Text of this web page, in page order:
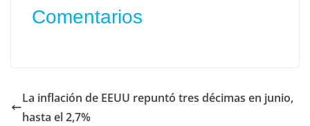
Comentarios
La inflación de EEUU repuntó tres décimas en junio,
hasta el 2,7%